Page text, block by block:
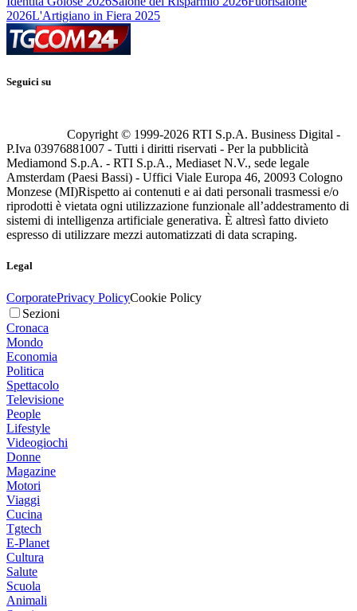
2026L'Artigiano in Fiera 2025
Seguici su
Copyright © 1999-2026 RTI S.p.A. Business Digital -
P.Iva 03976881007 - Tutti i diritti riservati - Per la pubblicità
Mediamond S.p.A. - RTI S.p.A., Mediaset N.V., sede legale
Amsterdam (Paesi Bassi) - Uffici Viale Europa 46, 20093 Cologno
Monzese (MI)Rispetto ai contenuti e ai dati personali trasmessi e/o
riprodotti è vietata ogni utilizzazione funzionale all’addestramento di
sistemi di intelligenza artificiale generativa. È altresì fatto divieto
espresso di utilizzare mezzi automatizzati di data scraping.
Legal
CorporatePrivacy PolicyCookie Policy
Sezioni
Cronaca
Mondo
Economia
Politica
Spettacolo
Televisione
People
Lifestyle
Videogiochi
Donne
Magazine
Motori
Viaggi
Cucina
Tgtech
E-Planet
Cultura
Salute
Scuola
Animali